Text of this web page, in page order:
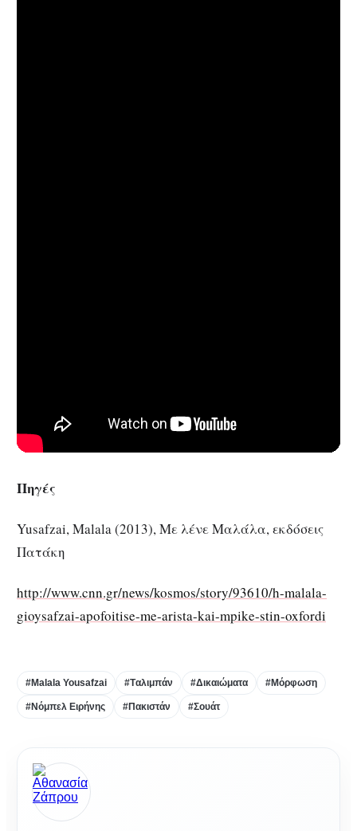
Πηγές
Yusafzai, Malala (2013), Με λένε Μαλάλα, εκδόσεις
Πατάκη
http://www.cnn.gr/news/kosmos/story/93610/h-malala-
gioysafzai-apofoitise-me-arista-kai-mpike-stin-oxfordi
#Malala Yousafzai #Tαλιμπάν #Δικαιώματα #Μόρφωση
#Νόμπελ Ειρήνης #Πακιστάν #Σουάτ